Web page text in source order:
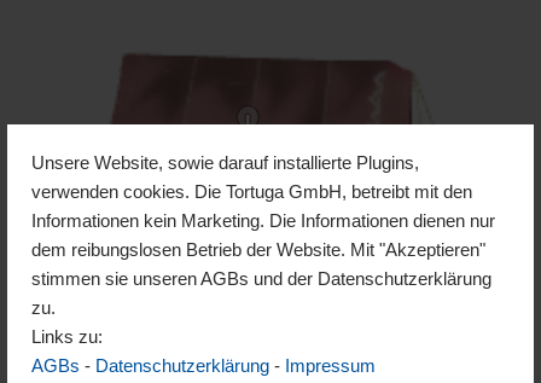
Unsere Website, sowie darauf installierte Plugins,
verwenden cookies. Die Tortuga GmbH, betreibt mit den
Informationen kein Marketing. Die Informationen dienen nur
dem reibungslosen Betrieb der Website. Mit "Akzeptieren"
stimmen sie unseren AGBs und der Datenschutzerklärung
zu.
Links zu:
AGBs - Datenschutzerklärung - Impressum